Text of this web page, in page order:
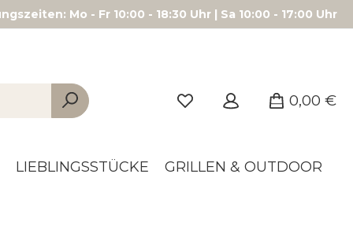
Mo - Fr 10:00 - 18:30 Uhr | Sa 10:00 - 17:00 Uhr
0,00 €
LIEBLINGSSTÜCKE GRILLEN & OUTDOOR